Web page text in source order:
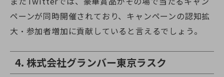
ペーンが同時開催されており、キャンペーンの認知拡
大・参加者増加に貢献していると言えるでしょう。
4. 株式会社グランバー東京ラスク